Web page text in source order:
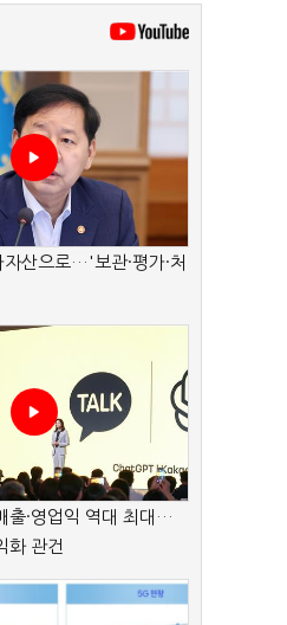
자산으로…'보관·평가·처
출·영업익 역대 최대…
화 관건